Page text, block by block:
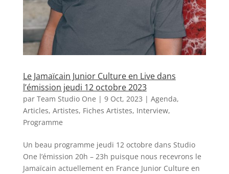
Le Jamaïcain Junior Culture en Live dans
l’émission jeudi 12 octobre 2023
par Team Studio One | 9 Oct, 2023 | Agenda,
Articles, Artistes, Fiches Artistes, Interview,
Programme
Un beau programme jeudi 12 octobre dans Studio
One l’émission 20h – 23h puisque nous recevrons le
Jamaïcain actuellement en France Junior Culture en